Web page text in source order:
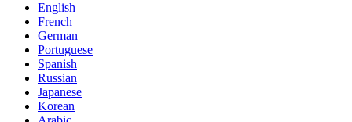
English
French
German
Portuguese
Spanish
Russian
Japanese
Korean